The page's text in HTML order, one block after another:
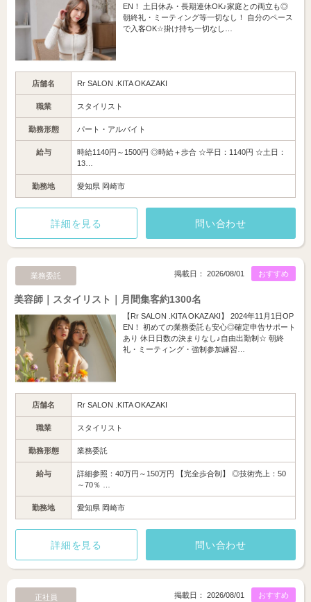
EN！ 土日休み・長期連休OK♪家庭との両立も◎
朝終礼・ミーティング等一切なし！ 自分のペース
で入客OK☆掛け持ち一切なし…
店舗名 Rr SALON .KITA OKAZAKI
職業 スタイリスト
勤務形態 パート・アルバイト
給与
時給1140円～1500円 ◎時給＋歩合 ☆平日：1140円 ☆土日：
13…
勤務地 愛知県 岡崎市
詳細を見る 問い合わせ
業務委託 おすすめ
掲載日： 2026/08/01
美容師｜スタイリスト｜月間集客約1300名
【Rr SALON .KITA OKAZAKI】 2024年11月1日OP
EN！ 初めての業務委託も安心◎確定申告サポート
あり 休日日数の決まりなし♪自由出勤制☆ 朝終
礼・ミーティング・強制参加練習…
店舗名 Rr SALON .KITA OKAZAKI
職業 スタイリスト
勤務形態 業務委託
給与
詳細参照：40万円～150万円 【完全歩合制】 ◎技術売上：50
～70％ …
勤務地 愛知県 岡崎市
詳細を見る 問い合わせ
正社員 おすすめ
掲載日： 2026/08/01